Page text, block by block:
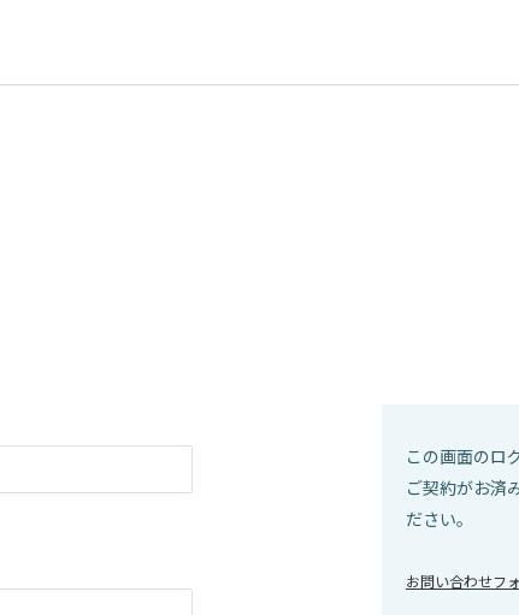
この画面のロ
ご契約がお済
ださい。
お問い合わせフ